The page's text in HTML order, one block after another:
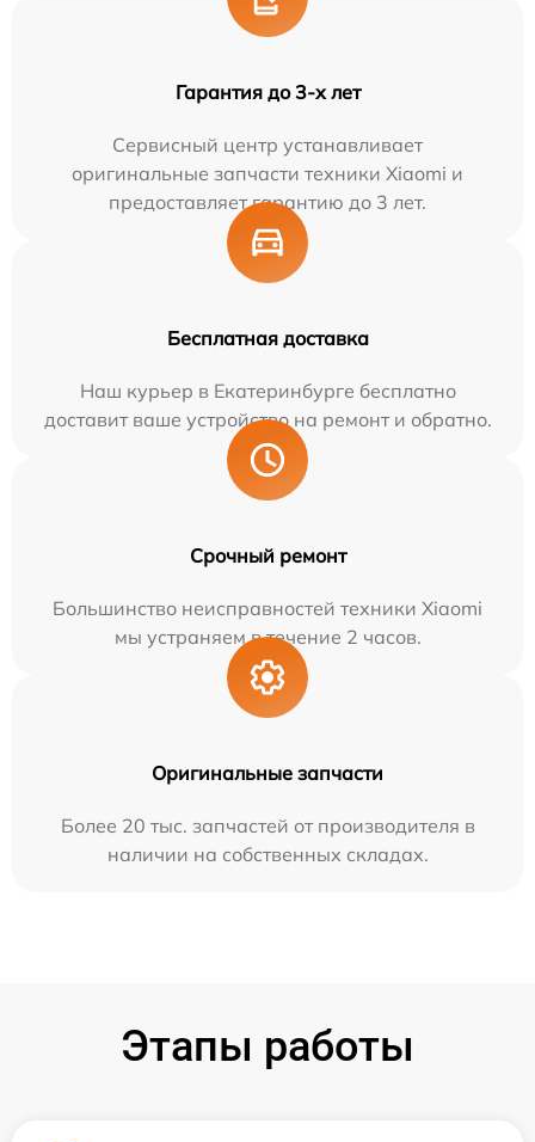
Гарантия до 3-х лет
Сервисный центр устанавливает
оригинальные запчасти техники Xiaomi и
предоставляет гарантию до 3 лет.
Бесплатная доставка
Наш курьер в Екатеринбурге бесплатно
доставит ваше устройство на ремонт и обратно.
Срочный ремонт
Большинство неисправностей техники Xiaomi
мы устраняем в течение 2 часов.
Оригинальные запчасти
Более 20 тыс. запчастей от производителя в
наличии на собственных складах.
Этапы работы